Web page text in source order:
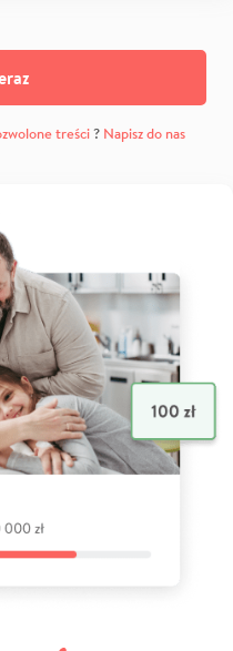
treści? Napisz do nas